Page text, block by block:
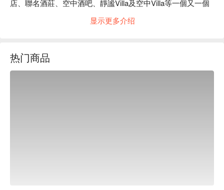
店、聯名酒莊、空中酒吧、靜謐Villa及空中Villa等一個又一個
引進西班牙米其林二星餐廳 Molino de Urdániz 渥達尼斯磨
38 間房，每一層樓以一間合作酒莊命名，每層樓皆提供 24 小
時開放的專屬酒吧，來自世界各國的零食、小點與樓層聯名酒
显示更多介绍
热门商品